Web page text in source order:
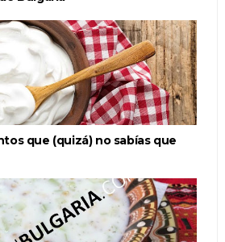
que (quizá) no sabías que